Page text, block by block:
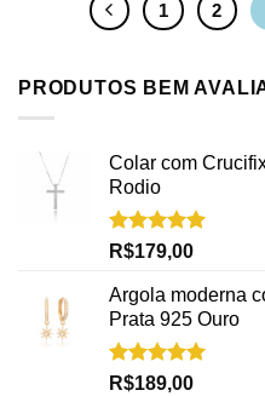
1 2
PRODUTOS BEM
Colar com
Rodio
Avaliação
R$179,00
Argola moderna
Prata 925 Ouro
Avaliação
R$189,00